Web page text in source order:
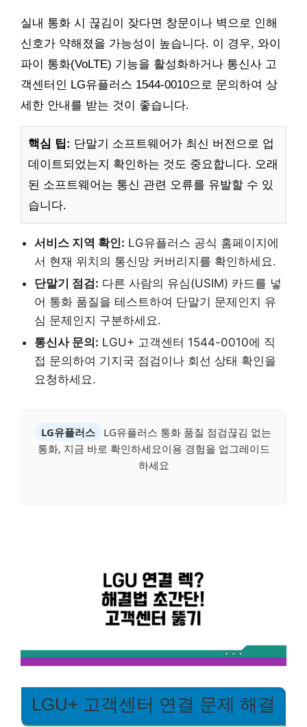
실내 통화 시 끊김이 잦다면 창문이나 벽으로 인해
신호가 약해졌을 가능성이 높습니다. 이 경우, 와이
파이 통화(VoLTE) 기능을 활성화하거나 통신사 고
객센터인 LG유플러스 1544-0010으로 문의하여 상
세한 안내를 받는 것이 좋습니다.
핵심 팁: 단말기 소프트웨어가 최신 버전으로 업
데이트되었는지 확인하는 것도 중요합니다. 오래
된 소프트웨어는 통신 관련 오류를 유발할 수 있
습니다.
서비스 지역 확인: LG유플러스 공식 홈페이지에
서 현재 위치의 통신망 커버리지를 확인하세요.
단말기 점검: 다른 사람의 유심(USIM) 카드를 넣
어 통화 품질을 테스트하여 단말기 문제인지 유
심 문제인지 구분하세요.
통신사 문의: LGU+ 고객센터 1544-0010에 직
접 문의하여 기지국 점검이나 회선 상태 확인을
요청하세요.
LG유플러스
LG유플러스 통화 품질 점검끊김 없는
통화, 지금 바로 확인하세요이용 경험을 업그레이드
하세요
LGU+ 고객센터 연결 문제 해결